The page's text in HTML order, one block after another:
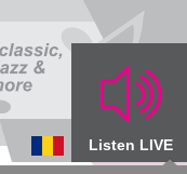
Listen LIVE